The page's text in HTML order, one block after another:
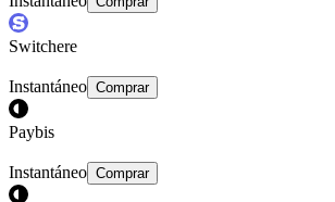
Switchere
Instantáneo Comprar
Paybis
Instantáneo Comprar